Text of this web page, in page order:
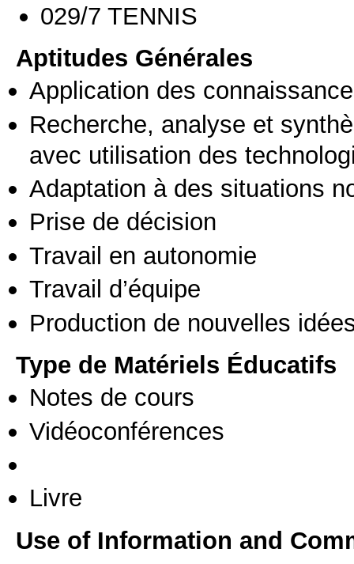
029/7 TENNIS
Aptitudes Générales
Application des
Recherche, analyse et
avec utilisation des
Adaptation à des situations
Prise de décision
Travail en autonomie
Travail d’équipe
Production de nouvelles
Type de Matériels Éducatifs
Notes de cours
Vidéoconférences
Livre
Use of Information and